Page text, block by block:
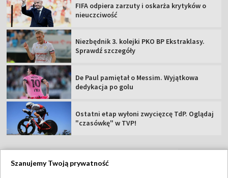
FIFA odpiera zarzuty i oskarża krytyków o
nieuczciwość
Niezbędnik 3. kolejki PKO BP Ekstraklasy.
Sprawdź szczegóły
De Paul pamiętał o Messim. Wyjątkowa
dedykacja po golu
Ostatni etap wyłoni zwycięzcę TdP. Oglądaj
"czasówkę" w TVP!
Szanujemy Twoją prywatność